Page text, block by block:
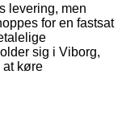
levering, men
for en fastsat
sig i Viborg,
at køre